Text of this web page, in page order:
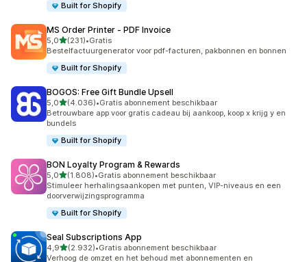
Built for Shopify
MS Order Printer ‑ PDF Invoice
5,0van 5 sterren
(231)
231 recensies in totaal
•Gratis
Bestelfactuurgenerator voor pdf-facturen, pakbonnen en bonnen
Built for Shopify
BOGOS: Free Gift Bundle Upsell
5,0van 5 sterren
(4.036)
4036 recensies in totaal
•Gratis abonnement beschikbaar
Betrouwbare app voor gratis cadeau bij aankoop, koop x krijg y en
bundels
Built for Shopify
BON Loyalty Program & Rewards
5,0van 5 sterren
(1.808)
1808 recensies in totaal
•Gratis abonnement beschikbaar
Stimuleer herhalingsaankopen met punten, VIP-niveaus en een
doorverwijzingsprogramma
Built for Shopify
Seal Subscriptions App
4,9van 5 sterren
(2.932)
2932 recensies in totaal
•Gratis abonnement beschikbaar
Verhoog de omzet en het behoud met abonnementen en